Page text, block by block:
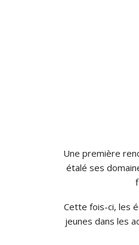
Une première
étalé ses
Cette fois-ci, les
jeunes dans les